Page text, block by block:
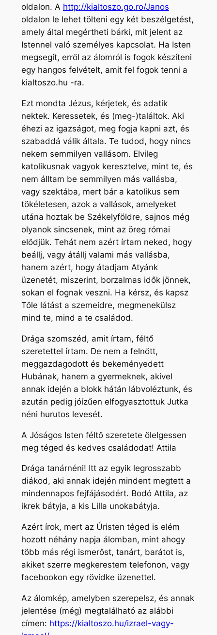
oldalon. A http://kialtoszo.go.ro/Janos
oldalon le lehet tölteni egy két beszélgetést,
amely által megértheti bárki, mit jelent az
Istennel való személyes kapcsolat. Ha Isten
megsegít, erről az álomról is fogok készíteni
egy hangos felvételt, amit fel fogok tenni a
kialtoszo.hu -ra.
Ezt mondta Jézus, kérjetek, és adatik
nektek. Keressetek, és (meg-)találtok. Aki
éhezi az igazságot, meg fogja kapni azt, és
szabaddá válik általa. Te tudod, hogy nincs
nekem semmilyen vallásom. Elvileg
katolikusnak vagyok keresztelve, mint te, és
nem álltam be semmilyen más vallásba,
vagy szektába, mert bár a katolikus sem
tökéletesen, azok a vallások, amelyeket
utána hoztak be Székelyföldre, sajnos még
olyanok sincsenek, mint az öreg római
elődjük. Tehát nem azért írtam neked, hogy
beállj, vagy átállj valami más vallásba,
hanem azért, hogy átadjam Atyánk
üzenetét, miszerint, borzalmas idők jönnek,
sokan el fognak veszni. Ha kérsz, és kapsz
Tőle látást a szemeidre, megmenekülsz
mind te, mind a te családod.
Drága szomszéd, amit írtam, féltő
szeretettel írtam. De nem a felnőtt,
meggazdagodott és bekeményedett
Hubának, hanem a gyermeknek, akivel
annak idején a blokk hátán lábvoléztunk, és
azután pedig jóízűen elfogyasztottuk Jutka
néni hurutos levesét.
A Jóságos Isten féltő szeretete ölelgessen
meg téged és kedves családodat! Attila
Drága tanárnéni! Itt az egyik legrosszabb
diákod, aki annak idején mindent megtett a
mindennapos fejfájásodért. Bodó Attila, az
ikrek bátyja, a kis Lilla unokabátyja.
Azért írok, mert az Úristen téged is elém
hozott néhány napja álomban, mint ahogy
több más régi ismerőst, tanárt, barátot is,
akiket szerre megkerestem telefonon, vagy
facebookon egy rövidke üzenettel.
Az álomkép, amelyben szerepelsz, és annak
jelentése (még) megtalálható az alábbi
címen: https://kialtoszo.hu/izrael-vagy-